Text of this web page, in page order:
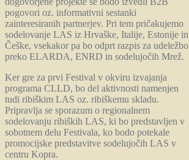
pogovori oz. informativni sestanki
zainteresiranih partnerjev. Pri tem pričakujemo
sodelovanje LAS iz Hrvaške, Italije, Estonije in
Češke, vsekakor pa bo odprt razpis za udeležbo
preko ELARDA, ENRD in sodelujočih Mrež.
Ker gre za prvi Festival v okviru izvajanja
programa CLLD, bo del aktivnosti namenjen
tudi ribiškim LAS oz. ribiškemu skladu.
Pripravlja se sporazum o regionalnem
sodelovanju ribiških LAS, ki bo predstavljen v
sobotnem delu Festivala, ko bodo potekale
promocijske predstavitve sodelujočih LAS v
centru Kopra.